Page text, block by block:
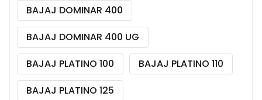
BAJAJ DOMINAR 400
BAJAJ DOMINAR 400 UG
BAJAJ PLATINO 100
BAJAJ PLATINO 110
BAJAJ PLATINO 125